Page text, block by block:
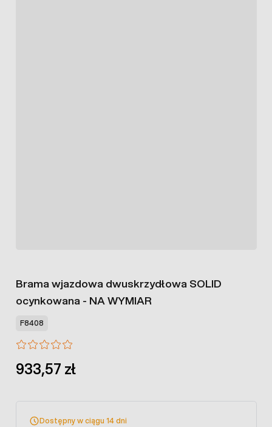
Brama wjazdowa dwuskrzydłowa SOLID
ocynkowana - NA WYMIAR
F8408
933,57 zł
Dostępny w ciągu 14 dni